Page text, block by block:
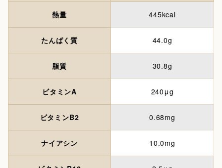
熱量 445kcal
たんぱく質 44.0g
脂質 30.8g
ビタミンA 240μg
ビタミンB2 0.68mg
ナイアシン 10.0mg